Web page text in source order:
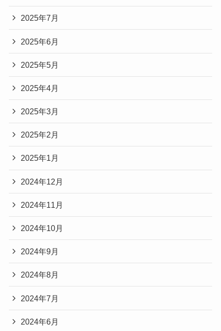
2025年7月
2025年6月
2025年5月
2025年4月
2025年3月
2025年2月
2025年1月
2024年12月
2024年11月
2024年10月
2024年9月
2024年8月
2024年7月
2024年6月